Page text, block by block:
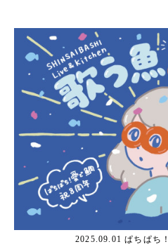
2025.09.01 ぱちぱち